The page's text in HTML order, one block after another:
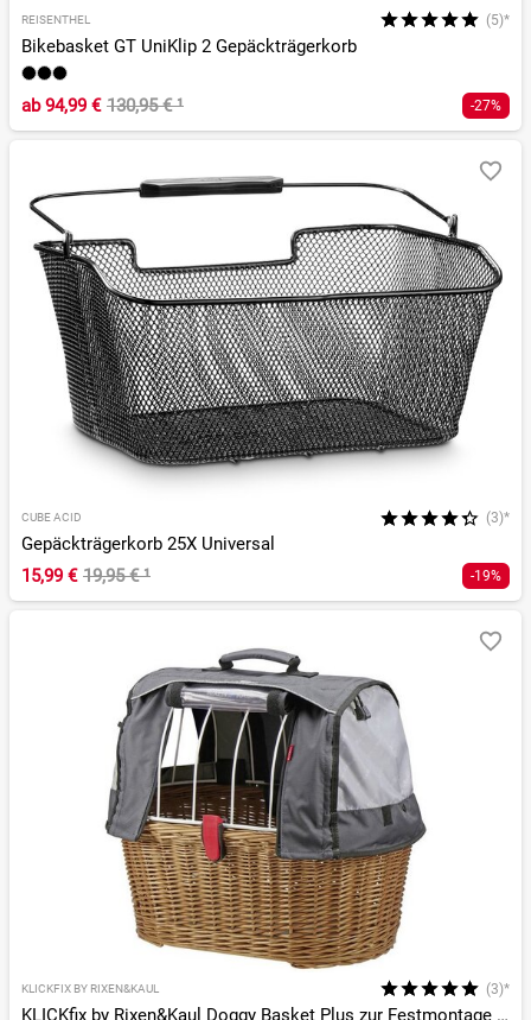
REISENTHEL (5)*
Bikebasket GT UniKlip 2 Gepäckträgerkorb
ab94,99 € 130,95 €¹ -27%
CUBE ACID (3)*
Gepäckträgerkorb 25X Universal
15,99 € 19,95 €¹ -19%
KLICKFIX BY RIXEN&KAUL (3)*
KLICKfix by Rixen&Kaul Doggy Basket Plus zur Festmontage am Gepäckträger + Wetters.